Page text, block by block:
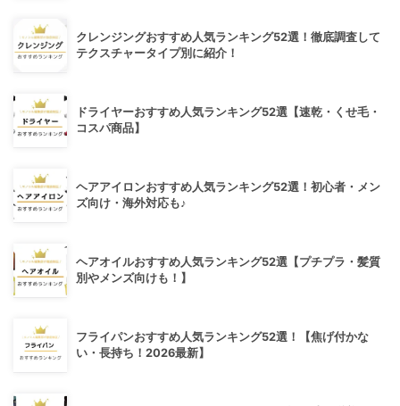
クレンジングおすすめ人気ランキング52選！徹底調査して
テクスチャータイプ別に紹介！
ドライヤーおすすめ人気ランキング52選【速乾・くせ毛・
コスパ商品】
ヘアアイロンおすすめ人気ランキング52選！初心者・メン
ズ向け・海外対応も♪
ヘアオイルおすすめ人気ランキング52選【プチプラ・髪質
別やメンズ向けも！】
フライパンおすすめ人気ランキング52選！【焦げ付かな
い・長持ち！2026最新】